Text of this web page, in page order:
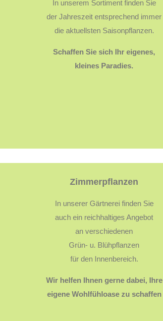
In unserem Sortiment finden Sie
der Jahreszeit entsprechend immer
die aktuellsten Saisonpflanzen.
Schaffen Sie sich Ihr eigenes,
kleines Paradies.
Zimmerpflanzen
In unserer Gärtnerei finden Sie
auch ein reichhaltiges Angebot
an verschiedenen
Grün- u. Blühpflanzen
für den Innenbereich.
Wir helfen Ihnen gerne dabei, Ihre
eigene Wohlfühloase zu schaffen